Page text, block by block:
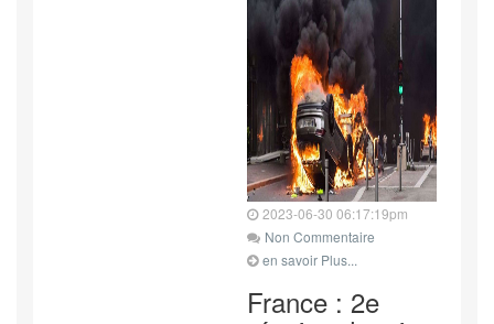
2023-06-30 06:17:19pm
Non Commentaire
en savoir Plus...
France : 2e